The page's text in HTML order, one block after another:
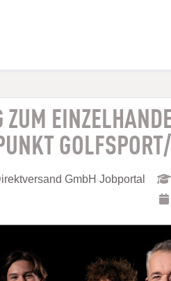
ZUM
GmbH Jobportal